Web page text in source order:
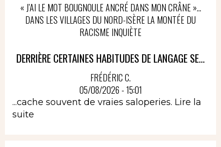
« J’AI LE MOT BOUGNOULE ANCRÉ DANS MON CRÂNE »…
DANS LES VILLAGES DU NORD-ISÈRE LA MONTÉE DU
RACISME INQUIÈTE
DERRIÈRE CERTAINES HABITUDES DE LANGAGE SE...
FRÉDÉRIC C.
05/08/2026 - 15:01
...cache souvent de vraies saloperies. Lire la
suite